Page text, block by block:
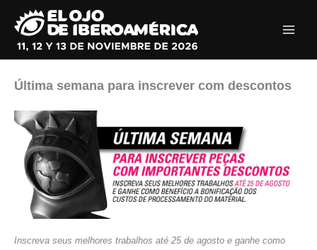
contenido
Última semana para inscrever com descontos
Inscreva seus melhores trabalhos até 25 de agosto e ganhe como